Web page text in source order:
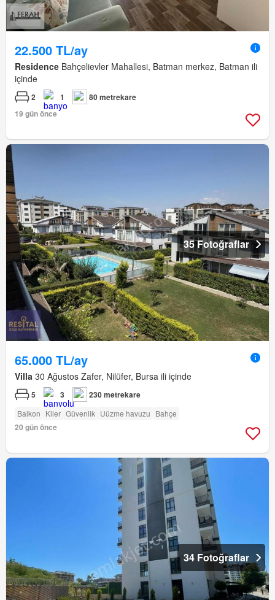
22.500 TL/ay
Residence Bahçelievler Mahallesi, Batman merkez, Batman ili
içinde
2 1
80 metrekare
19 gün önce
35 Fotoğraflar
65.000 TL/ay
Villa 30 Ağustos Zafer, Nilüfer, Bursa ili içinde
5 3 230 metrekare
Balkon Kiler Güvenlik Uüzme havuzu Bahçe
20 gün önce
34 Fotoğraflar